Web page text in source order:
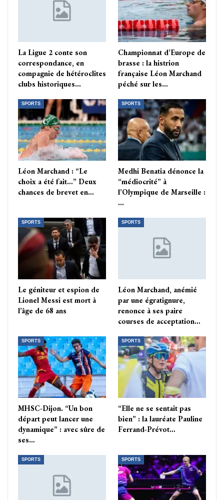
La Ligue 2 conte son
correspondance, en
compagnie de hétéroclites
clubs historiques…
Championnat d’Europe de
brasse : la histrion
française Léon Marchand
péché sur les…
SPORTS
Léon Marchand : “Le
choix a été fait…” Deux
chances de brevet en…
SPORTS
Medhi Benatia dénonce la
“médiocrité” à
l’Olympique de Marseille :
…
SPORTS
Le géniteur et espion de
Lionel Messi est mort à
l’âge de 68 ans
SPORTS
Léon Marchand, anémié
par une égratignure,
renonce à ses paire
courses de acceptation…
SPORTS
MHSC-Dijon. “Un bon
départ peut lancer une
dynamique” : avec sûre de
ses…
SPORTS
“Elle ne se sentait pas
bien” : la lauréate Pauline
Ferrand-Prévot…
SPORTS SPORTS